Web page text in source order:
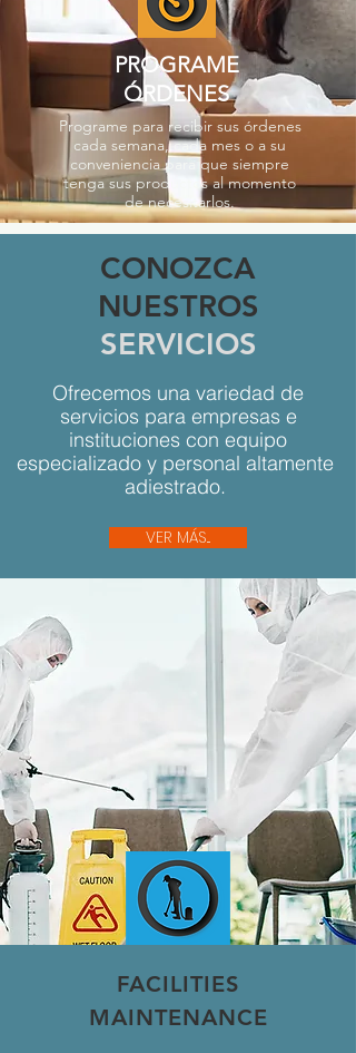
PROGRAME
ÓRDENES
Programe para recibir sus órdenes
cada semana, cada mes o a su
conveniencia para que siempre
tenga sus productos al momento
de necesitarlos.
CONOZCA
NUESTROS
SERVICIOS
Ofrecemos una variedad de
servicios para empresas e
instituciones con equipo
especializado y personal altamente
adiestrado.
VER MÁS...
FACILITIES
MAINTENANCE